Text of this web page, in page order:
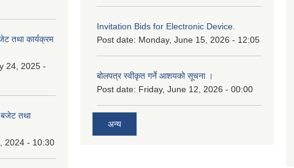
तथा कार्यक्रम
24, 2025 -
बजेट तथा
2024 - 10:30
Invitation Bids for Electronic Device.
Post date: Monday, June 15, 2026 - 12:05
बोलपत्र स्वीकृत गर्ने आशयको सूचना ।
Post date: Friday, June 12, 2026 - 00:00
अन्य